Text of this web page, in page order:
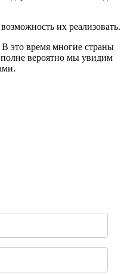
их реализовать.
это время многие страны
вероятно мы увидим